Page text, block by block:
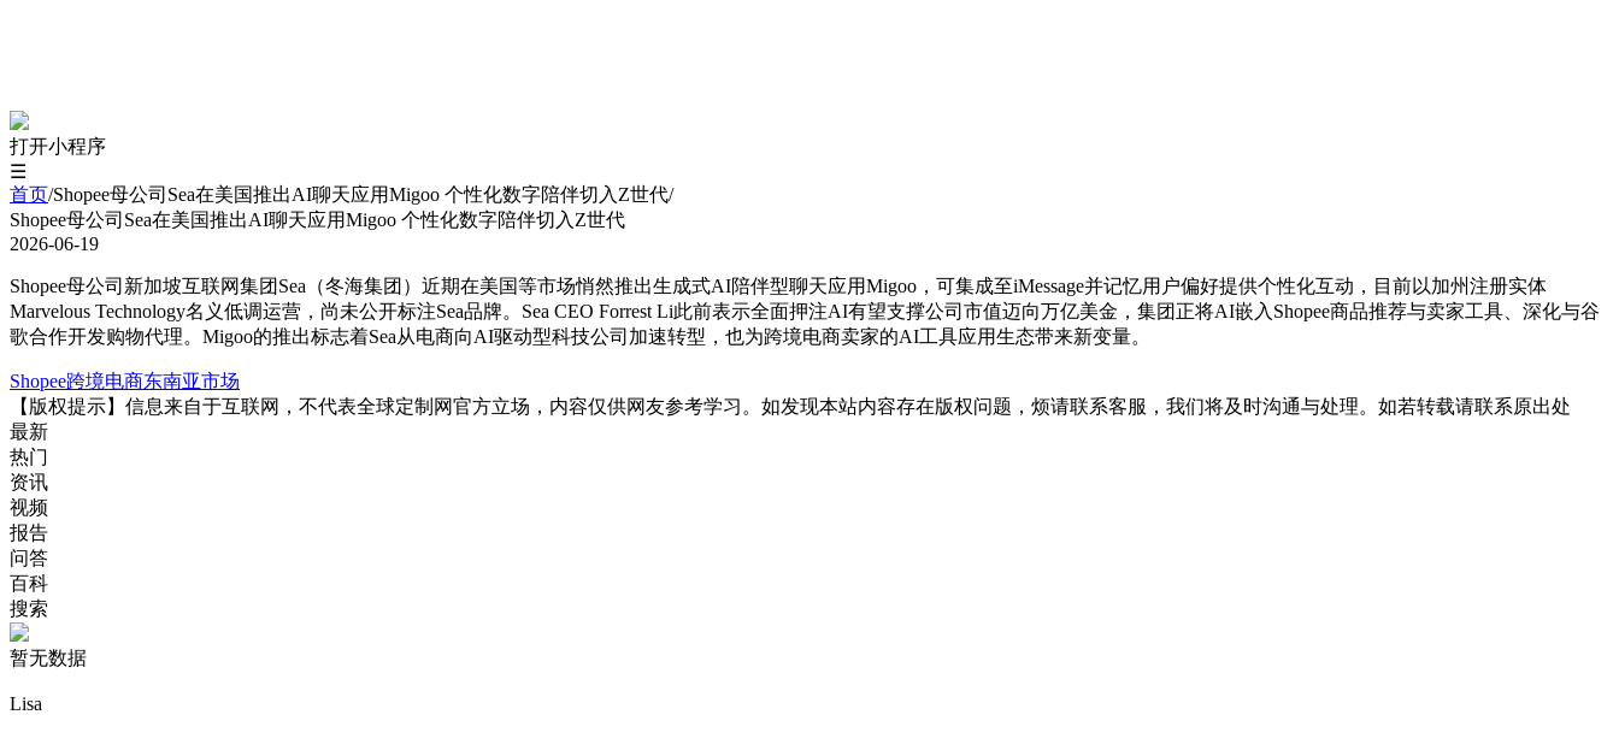
打开小程序
☰
首页/Shopee母公司Sea在美国推出AI聊天应用Migoo 个性化数字陪伴切入Z世代/
Shopee母公司Sea在美国推出AI聊天应用Migoo 个性化数字陪伴切入Z世代
2026-06-19
Shopee母公司新加坡互联网集团Sea（冬海集团）近期在美国等市场悄然推出生成式AI陪伴型聊天应用Migoo，可集成至iMessage并记忆用户偏好提供个性化互动，目前以加州注册实体
Marvelous Technology名义低调运营，尚未公开标注Sea品牌。Sea CEO Forrest Li此前表示全面押注AI有望支撑公司市值迈向万亿美金，集团正将AI嵌入Shopee商品推荐与卖家工具、深化与谷
歌合作开发购物代理。Migoo的推出标志着Sea从电商向AI驱动型科技公司加速转型，也为跨境电商卖家的AI工具应用生态带来新变量。
Shopee跨境电商东南亚市场
【版权提示】信息来自于互联网，不代表全球定制网官方立场，内容仅供网友参考学习。如发现本站内容存在版权问题，烦请联系客服，我们将及时沟通与处理。如若转载请联系原出处
最新
热门
资讯
视频
报告
问答
百科
搜索
暂无数据
Lisa